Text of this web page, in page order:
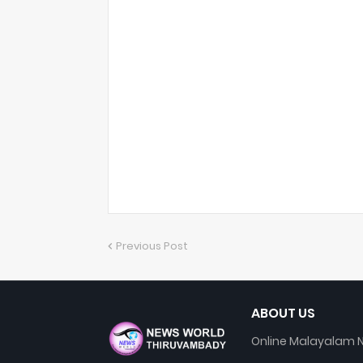
Previous Post
ABOUT US
Online Malayalam